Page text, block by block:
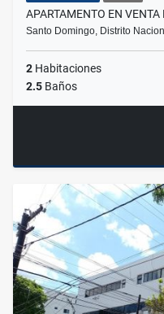
APARTAMENTO EN
Santo Domingo, Distrito
2 Habitaciones
2.5 Baños